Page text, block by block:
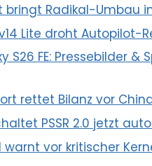
bringt Radikal-Umbau
v14 Lite droht Autopilot-
S26 FE: Pressebilder &
rettet Bilanz vor
PSSR 2.0 jetzt
warnt vor kritischer